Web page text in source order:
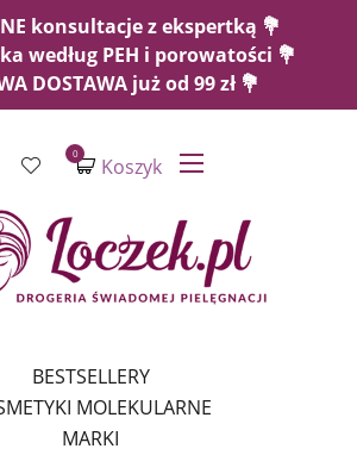
konsultacje z ekspertką 💐
według PEH i porowatości 💐
DOSTAWA już od 99 zł 💐
Koszyk
0
BESTSELLERY
MOLEKULARNE
MARKI